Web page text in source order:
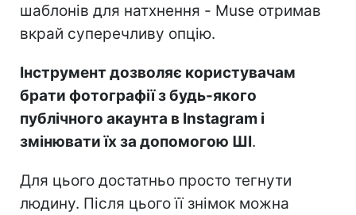
шаблонів для натхнення - Muse отримав
вкрай суперечливу опцію.
Інструмент дозволяє користувачам
брати фотографії з будь-якого
публічного акаунта в Instagram і
змінювати їх за допомогою ШІ.
Для цього достатньо просто тегнути
людину. Після цього її знімок можна